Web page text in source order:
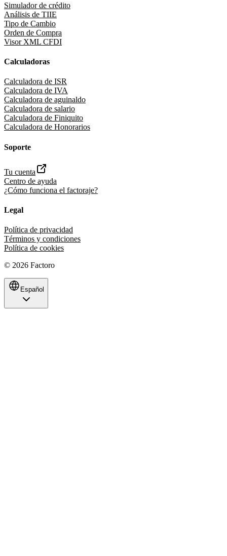
Simulador de crédito
Análisis de TIIE
Tipo de Cambio
Orden de Compra
Visor XML CFDI
Calculadoras
Calculadora de ISR
Calculadora de IVA
Calculadora de aguinaldo
Calculadora de salario
Calculadora de Finiquito
Calculadora de Honorarios
Soporte
Tu cuenta
Centro de ayuda
¿Cómo funciona el factoraje?
Legal
Política de privacidad
Términos y condiciones
Política de cookies
© 2026 Factoro
Español